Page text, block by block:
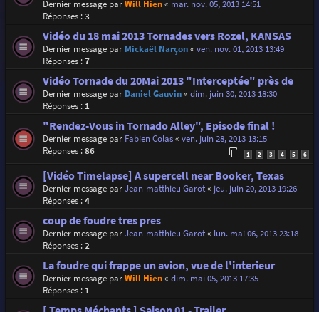
Dernier message parWill Hien« mar. nov. 05, 2013 14:51
Réponses :3
Vidéo du 18 mai 2013 Tornades vers Rozel, KANSAS
Dernier message par Mickaël Narçon« ven. nov. 01, 2013 13:49
Réponses :7
Vidéo Tornade du 20Mai 2013 "Interceptée" près de
Dernier message par Daniel Gauvin« dim. juin 30, 2013 18:30
Réponses : 1
"Rendez-Vous in Tornado Alley", Episode final !
Dernier message par Fabien Colas« ven. juin 28, 2013 13:15
Réponses :86 1 2 3 4 5 6
[Vidéo Timelapse] A supercell near Booker, Texas
Dernier message parJean-matthieu Garot« jeu. juin 20, 2013 19:26
Réponses :4
coup de foudre tres pres
Dernier message parJean-matthieu Garot« lun. mai 06, 2013 23:18
Réponses :2
La foudre qui frappe un avion, vue de l'interieur
Dernier message parWill Hien« dim. mai 05, 2013 17:35
Réponses : 1